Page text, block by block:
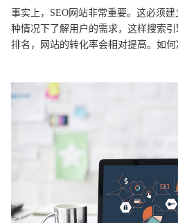
事实上，SEO网站非常重要。这必须
种情况下了解用户的需求，这样搜索
排名，网站的转化率会相对提高。如何